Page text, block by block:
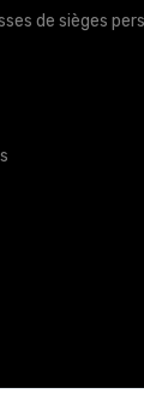
de sièges